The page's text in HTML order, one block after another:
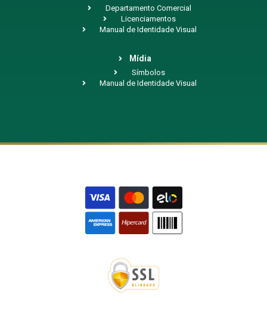
Departamento Comercial
Licenciamentos
Manual de Identidade Visual
Mídia
Símbolos
Manual de Identidade Visual